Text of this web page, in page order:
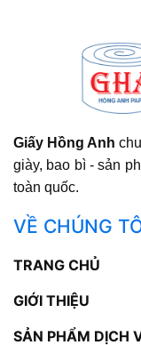
Giấy Hồng Anh
giày, bao bì - sản
toàn quốc.
VỀ CHÚNG
TRANG CHỦ
GIỚI THIỆU
SẢN PHẨM DỊCH